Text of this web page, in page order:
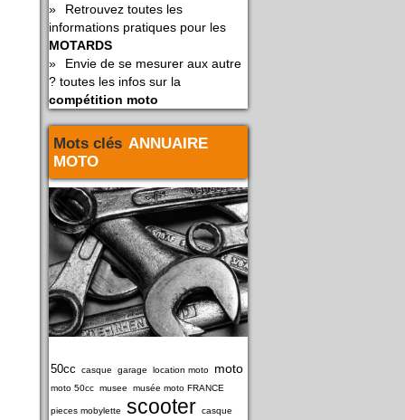
»
Retrouvez toutes les
informations pratiques pour les
MOTARDS
»
Envie de se mesurer aux autre
? toutes les infos sur la
compétition moto
Mots clés ANNUAIRE
MOTO
50cc casque garage location moto moto
moto 50cc musee musée moto FRANCE
pieces mobylette scooter casque